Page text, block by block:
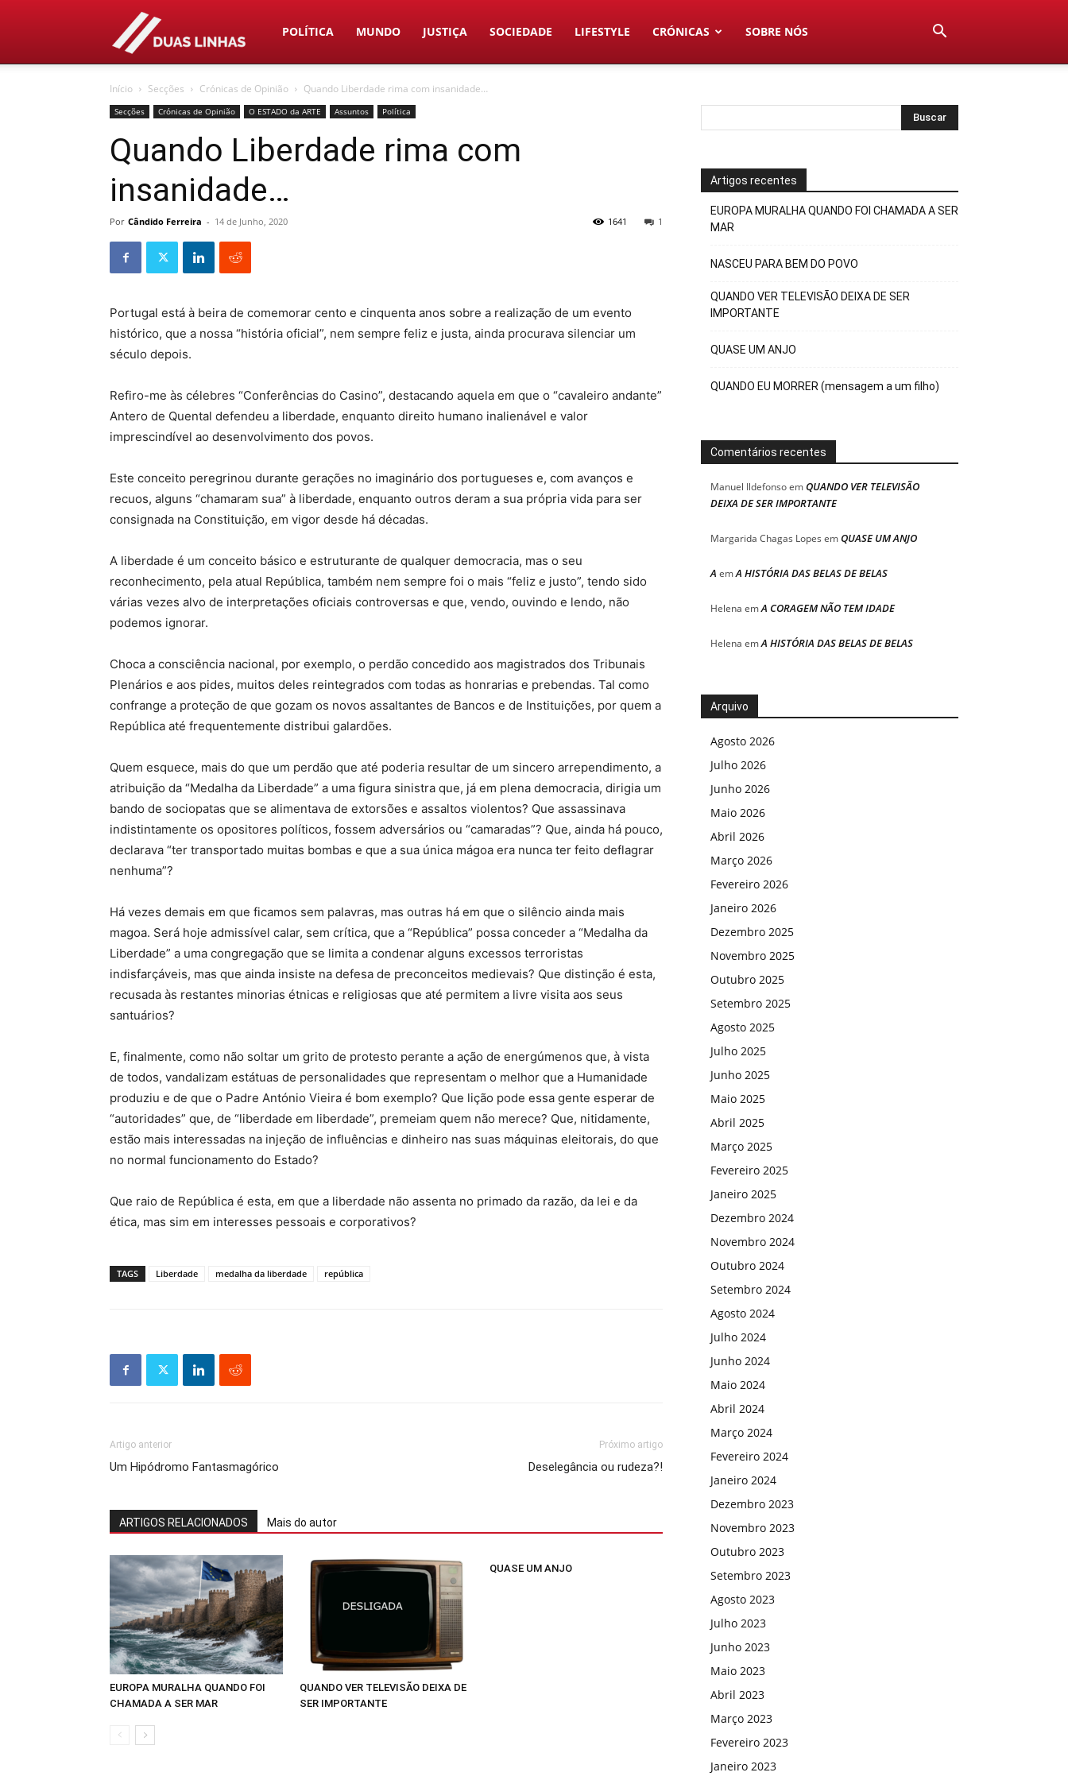
Duas
Linhas
POLÍTICA MUNDO JUSTIÇA SOCIEDADE LIFESTYLE CRÓNICAS SOBRE NÓS
Início Secções Crónicas de Opinião Quando Liberdade rima com insanidade…
Secções Crónicas de Opinião O ESTADO da ARTE Assuntos Política
Quando Liberdade rima com
insanidade…
Por Cândido Ferreira - 14 de Junho, 2020 1
1641
Portugal está à beira de comemorar cento e cinquenta anos sobre a realização de um evento
histórico, que a nossa “história oficial”, nem sempre feliz e justa, ainda procurava silenciar um
século depois.
Refiro-me às célebres “Conferências do Casino”, destacando aquela em que o “cavaleiro andante”
Antero de Quental defendeu a liberdade, enquanto direito humano inalienável e valor
imprescindível ao desenvolvimento dos povos.
Este conceito peregrinou durante gerações no imaginário dos portugueses e, com avanços e
recuos, alguns “chamaram sua” à liberdade, enquanto outros deram a sua própria vida para ser
consignada na Constituição, em vigor desde há décadas.
A liberdade é um conceito básico e estruturante de qualquer democracia, mas o seu
reconhecimento, pela atual República, também nem sempre foi o mais “feliz e justo”, tendo sido
várias vezes alvo de interpretações oficiais controversas e que, vendo, ouvindo e lendo, não
podemos ignorar.
Choca a consciência nacional, por exemplo, o perdão concedido aos magistrados dos Tribunais
Plenários e aos pides, muitos deles reintegrados com todas as honrarias e prebendas. Tal como
confrange a proteção de que gozam os novos assaltantes de Bancos e de Instituições, por quem a
República até frequentemente distribui galardões.
Quem esquece, mais do que um perdão que até poderia resultar de um sincero arrependimento, a
atribuição da “Medalha da Liberdade” a uma figura sinistra que, já em plena democracia, dirigia um
bando de sociopatas que se alimentava de extorsões e assaltos violentos? Que assassinava
indistintamente os opositores políticos, fossem adversários ou “camaradas”? Que, ainda há pouco,
declarava “ter transportado muitas bombas e que a sua única mágoa era nunca ter feito deflagrar
nenhuma”?
Há vezes demais em que ficamos sem palavras, mas outras há em que o silêncio ainda mais
magoa. Será hoje admissível calar, sem crítica, que a “República” possa conceder a “Medalha da
Liberdade” a uma congregação que se limita a condenar alguns excessos terroristas
indisfarçáveis, mas que ainda insiste na defesa de preconceitos medievais? Que distinção é esta,
recusada às restantes minorias étnicas e religiosas que até permitem a livre visita aos seus
santuários?
E, finalmente, como não soltar um grito de protesto perante a ação de energúmenos que, à vista
de todos, vandalizam estátuas de personalidades que representam o melhor que a Humanidade
produziu e de que o Padre António Vieira é bom exemplo? Que lição pode essa gente esperar de
“autoridades” que, de “liberdade em liberdade”, premeiam quem não merece? Que, nitidamente,
estão mais interessadas na injeção de influências e dinheiro nas suas máquinas eleitorais, do que
no normal funcionamento do Estado?
Que raio de República é esta, em que a liberdade não assenta no primado da razão, da lei e da
ética, mas sim em interesses pessoais e corporativos?
TAGS Liberdade medalha da liberdade república
Artigo anterior
Um Hipódromo Fantasmagórico
Próximo artigo
Deselegância ou rudeza?!
ARTIGOS RELACIONADOS Mais do autor
EUROPA MURALHA QUANDO FOI
CHAMADA A SER MAR
QUANDO VER TELEVISÃO DEIXA DE
SER IMPORTANTE
QUASE UM ANJO
Artigos recentes
EUROPA MURALHA QUANDO FOI CHAMADA A SER
MAR
NASCEU PARA BEM DO POVO
QUANDO VER TELEVISÃO DEIXA DE SER
IMPORTANTE
QUASE UM ANJO
QUANDO EU MORRER (mensagem a um filho)
Comentários recentes
Manuel IldefonsoemQUANDO VER TELEVISÃO
DEIXA DE SER IMPORTANTE
Margarida Chagas Lopes emQUASE UM ANJO
A emA HISTÓRIA DAS BELAS DE BELAS
Helena emA CORAGEM NÃO TEM IDADE
Helena emA HISTÓRIA DAS BELAS DE BELAS
Arquivo
Agosto 2026
Julho 2026
Junho 2026
Maio 2026
Abril 2026
Março 2026
Fevereiro 2026
Janeiro 2026
Dezembro 2025
Novembro 2025
Outubro 2025
Setembro 2025
Agosto 2025
Julho 2025
Junho 2025
Maio 2025
Abril 2025
Março 2025
Fevereiro 2025
Janeiro 2025
Dezembro 2024
Novembro 2024
Outubro 2024
Setembro 2024
Agosto 2024
Julho 2024
Junho 2024
Maio 2024
Abril 2024
Março 2024
Fevereiro 2024
Janeiro 2024
Dezembro 2023
Novembro 2023
Outubro 2023
Setembro 2023
Agosto 2023
Julho 2023
Junho 2023
Maio 2023
Abril 2023
Março 2023
Fevereiro 2023
Janeiro 2023